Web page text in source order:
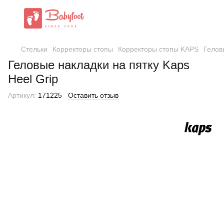
Стельки Корректоры стопы Корректоры стопы KAPS
Геловые накладки на пятку Kaps
Heel Grip
Артикул: 171225 Оставить отзыв